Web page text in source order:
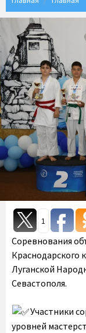
1
Соревнования
Краснодарского
Луганской
Севастополя.
Участники
уровней